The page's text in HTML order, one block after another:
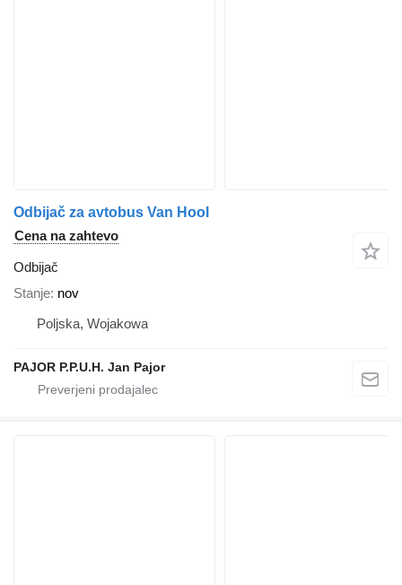
Odbijač za avtobus Van Hool
Cena na zahtevo
Odbijač
Stanje nov
Poljska, Wojakowa
PAJOR P.P.U.H. Jan Pajor